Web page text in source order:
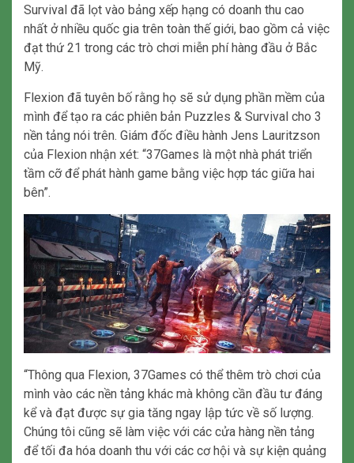
Survival đã lọt vào bảng xếp hạng có doanh thu cao
nhất ở nhiều quốc gia trên toàn thế giới, bao gồm cả việc
đạt thứ 21 trong các trò chơi miễn phí hàng đầu ở Bắc
Mỹ.
Flexion đã tuyên bố rằng họ sẽ sử dụng phần mềm của
mình để tạo ra các phiên bản Puzzles & Survival cho 3
nền tảng nói trên. Giám đốc điều hành Jens Lauritzson
của Flexion nhận xét: “37Games là một nhà phát triển
tầm cỡ để phát hành game bằng việc hợp tác giữa hai
bên”.
“Thông qua Flexion, 37Games có thể thêm trò chơi của
mình vào các nền tảng khác mà không cần đầu tư đáng
kể và đạt được sự gia tăng ngay lập tức về số lượng.
Chúng tôi cũng sẽ làm việc với các cửa hàng nền tảng
để tối đa hóa doanh thu với các cơ hội và sự kiện quảng